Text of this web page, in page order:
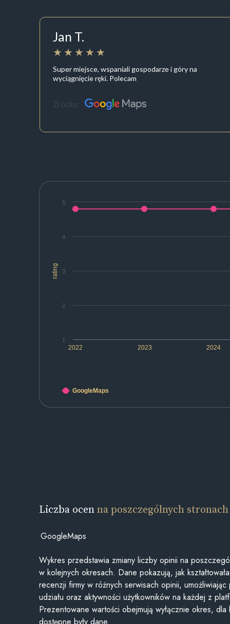
Jan T.
Super miejsce, wspaniali gospodarze i góry na
wyciągnięcie ręki. Polecam
Źródło:
rating
2022 2023 2024
1
2
3
4
5
GoogleMaps
Liczba ocenna poszczególnych stronach
GoogleMaps
Wykres przedstawia zmiany liczby opinii na
w kolejnych okresach. Dane pokazują, jak
recenzji firmy w różnych serwisach opinii,
udziału oraz aktywności użytkowników na każdej z
Prezentowane wartości obejmują wyłącznie okres, dla